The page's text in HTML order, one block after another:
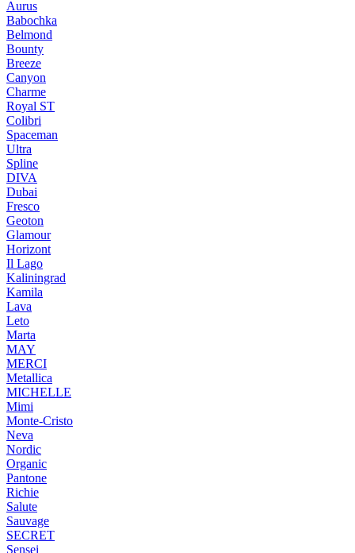
Aurus
Babochka
Belmond
Bounty
Breeze
Canуon
Charme
Royal ST
Colibri
Spaceman
Ultra
Spline
DIVA
Dubai
Fresco
Geoton
Glamour
Horizont
Il Lago
Kaliningrad
Kamila
Lava
Leto
Marta
MAY
MERCI
Metallica
MICHELLE
Mimi
Monte-Cristo
Neva
Nordic
Organic
Pantone
Richie
Salute
Sauvage
SECRET
Sensei